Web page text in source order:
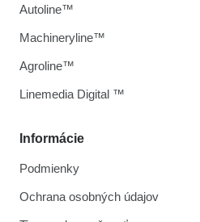
Informácie
Podmienky
Ochrana osobných údajov
Autoline™
Machineryline™
Agroline™
Linemedia Digital ™